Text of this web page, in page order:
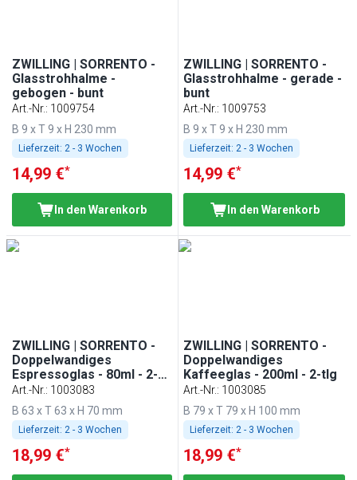
ZWILLING | SORRENTO -
Glasstrohhalme -
gebogen - bunt
Art.-Nr.: 1009754
B 9 x T 9 x H 230 mm
Lieferzeit: 2 - 3 Wochen
14,99 €*
In den Warenkorb
ZWILLING | SORRENTO -
Glasstrohhalme - gerade -
bunt
Art.-Nr.: 1009753
B 9 x T 9 x H 230 mm
Lieferzeit: 2 - 3 Wochen
14,99 €*
In den Warenkorb
ZWILLING | SORRENTO -
Doppelwandiges
Espressoglas - 80ml - 2-
tlg
Art.-Nr.: 1003083
B 63 x T 63 x H 70 mm
Lieferzeit: 2 - 3 Wochen
18,99 €*
ZWILLING | SORRENTO -
Doppelwandiges
Kaffeeglas - 200ml - 2-tlg
Art.-Nr.: 1003085
B 79 x T 79 x H 100 mm
Lieferzeit: 2 - 3 Wochen
18,99 €*